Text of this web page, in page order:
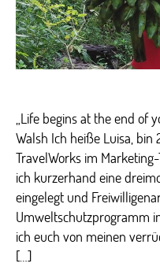
„Life begins at the end of
Walsh Ich heiße Luisa,
TravelWorks im
ich kurzerhand eine
eingelegt und
Umweltschutzprogramm
ich euch von meinen
[…]